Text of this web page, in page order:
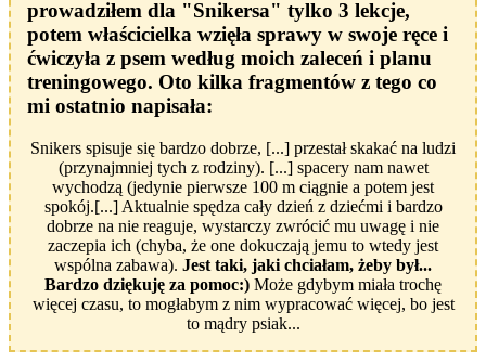
prowadziłem dla "Snikersa" tylko 3 lekcje,
potem właścicielka wzięła sprawy w swoje ręce i
ćwiczyła z psem według moich zaleceń i planu
treningowego. Oto kilka fragmentów z tego co
mi ostatnio napisała:
Snikers spisuje się bardzo dobrze, [...] przestał skakać na ludzi
(przynajmniej tych z rodziny). [...] spacery nam nawet
wychodzą (jedynie pierwsze 100 m ciągnie a potem jest
spokój.[...] Aktualnie spędza cały dzień z dziećmi i bardzo
dobrze na nie reaguje, wystarczy zwrócić mu uwagę i nie
zaczepia ich (chyba, że one dokuczają jemu to wtedy jest
wspólna zabawa). Jest taki, jaki chciałam, żeby był...
Bardzo dziękuję za pomoc:) Może gdybym miała trochę
więcej czasu, to mogłabym z nim wypracować więcej, bo jest
to mądry psiak...